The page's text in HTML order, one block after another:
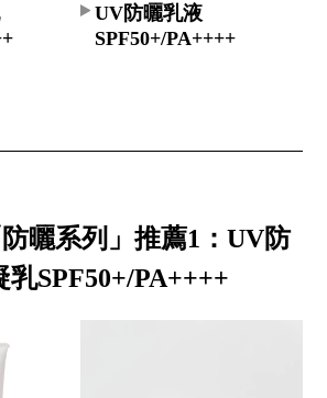
UV防曬乳液
SPF50+/PA++++
曬系列」推薦1：UV防
乳SPF50+/PA++++